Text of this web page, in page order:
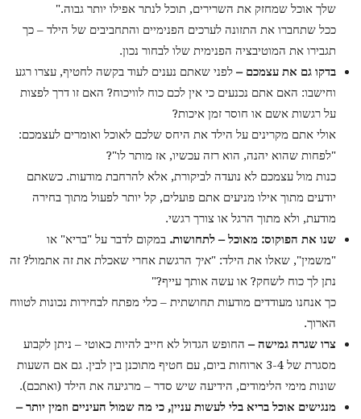
שלך אוכל שמחזק את השרירים, תוכל לנתר אפילו יותר גבוה."
ככל שתחברו את התזונה לערכים הפנימיים והתחביבים של הילד – כך
תגבירו את המוטיבציה הפנימית שלו לבחור נכון.
בדקו גם את עצמכם – לפני שאתם נענים לעוד בקשה לחטיף, עצרו רגע
וחישבו: האם אתם נכנעים כי אין לכם כוח לוויכוח? האם זו דרך לפצות
על רגשות אשם או חוסר זמן איכות?
אולי אתם מקרינים על הילד את היחס שלכם לאוכל ואומרים לעצמכם:
"לפחות שהוא יהנה, הוא רזה עכשיו, אז מותר לו"?
כנות מול עצמכם לא נועדה לביקורת, אלא להרחבת מודעות. כשאתם
יודעים מתוך אילו מניעים אתם פועלים, קל יותר לפעול מתוך בחירה
מודעת, ולא מתוך הרגל או צורך רגשי.
שנו את הפוקוס: מאוכל – לתחושות. במקום לדבר על "בריא" או
"משמין", שאלו את הילד: "איך הרגשת אחרי שאכלת את זה אתמול? זה
נתן לך כוח לשחק? או עשה אותך עייף?"
כך אנחנו מעודדים מודעות תחושתית – כלי מפתח לבחירות נכונות לטווח
הארוך.
צרו שגרה גמישה – החופש הגדול לא חייב להיות כאוטי – ניתן לקבוע
מסגרת של 3-4 ארוחות ביום, עם חטיף מתוכנן בין לבין. גם אם השעות
שונות מימי הלימודים, הידיעה שיש סדר – מרגיעה את הילד (ואתכם).
מנגישים אוכל בריא בלי לעשות עניין, כי מה שמול העיניים וזמין יותר –